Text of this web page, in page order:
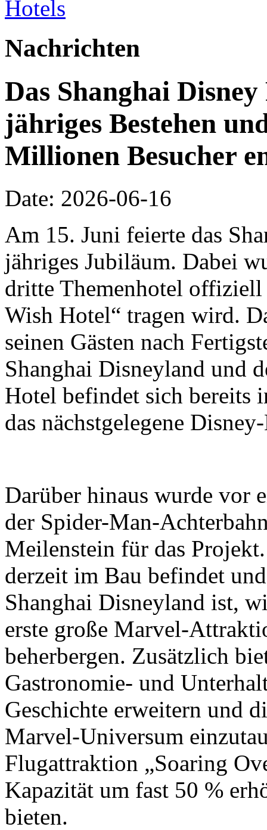
Nachrichten
Das Shanghai
jähriges Bestehen
Millionen Besucher
Date: 2026-06-16
Am 15. Juni feierte das
jähriges Jubiläum. Dabei
dritte Themenhotel offiziell
Wish Hotel“ tragen wird.
seinen Gästen nach
Shanghai Disneyland und
Hotel befindet sich bereits
das nächstgelegene
Darüber hinaus wurde vor
der Spider-Man-
Meilenstein für das
derzeit im Bau befindet
Shanghai Disneyland ist,
erste große Marvel-
beherbergen. Zusätzlich
Gastronomie- und
Geschichte erweitern und
Marvel-Universum
Flugattraktion „Soaring
Kapazität um fast 50 %
bieten.